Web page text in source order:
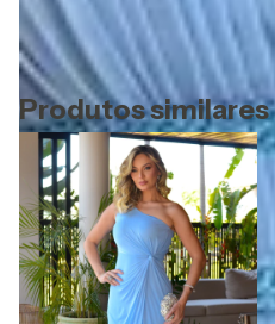
referência: 931
Produtos similares